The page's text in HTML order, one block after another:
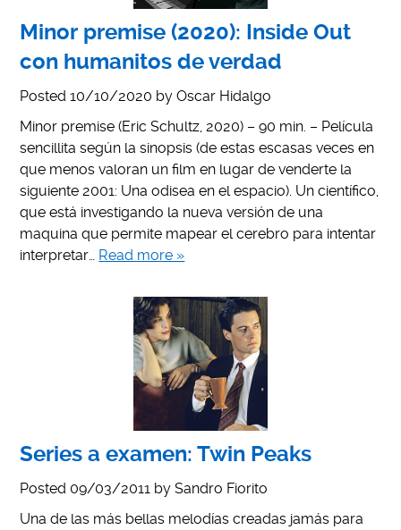
Minor premise (2020): Inside Out
con humanitos de verdad
Posted10/10/2020 byOscar Hidalgo
Minor premise (Eric Schultz, 2020) – 90 min. – Película
sencillita según la sinopsis (de estas escasas veces en
que menos valoran un film en lugar de venderte la
siguiente 2001: Una odisea en el espacio). Un científico,
que está investigando la nueva versión de una
maquina que permite mapear el cerebro para intentar
interpretar… Read more »
Series a examen: Twin Peaks
Posted 09/03/2011 bySandro Fiorito
Una de las más bellas melodías creadas jamás para